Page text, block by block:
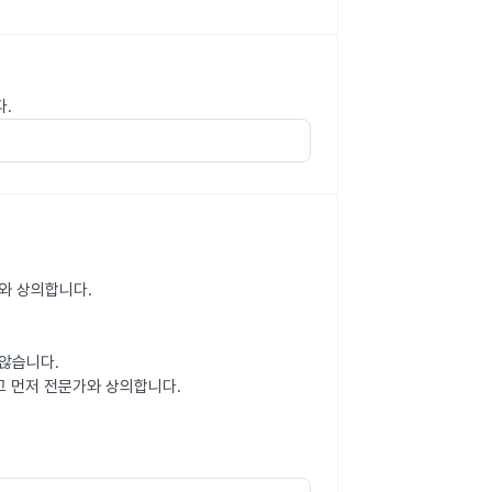
.
상의합니다.
습니다.
먼저 전문가와 상의합니다.